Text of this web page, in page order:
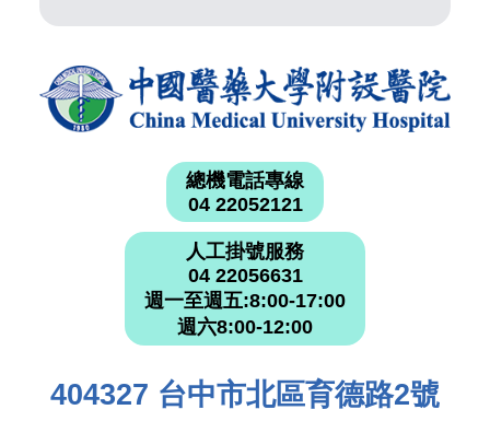
總機電話專線
04 22052121
人工掛號服務
04 22056631
週一至週五:8:00-17:00
週六8:00-12:00
404327 台中市北區育德路2號